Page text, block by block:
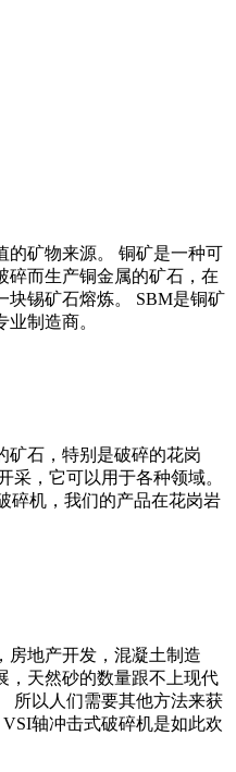
的矿物来源。 铜矿是一种可
碎而生产铜金属的矿石，在
块锡矿石熔炼。 SBM是铜矿
制造商。
矿石，特别是破碎的花岗
采，它可以用于各种领域。
碎机，我们的产品在花岗岩
房地产开发，混凝土制造
，天然砂的数量跟不上现代
所以人们需要其他方法来获
轴冲击式破碎机是如此欢